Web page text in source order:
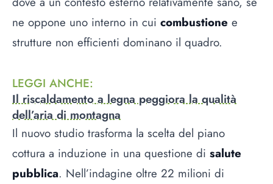
ne oppone uno interno in cui combustione e
strutture non efficienti dominano il quadro.
LEGGI ANCHE:
Il riscaldamento a legna peggiora la qualità
dell’aria di montagna
Il nuovo studio trasforma la scelta del piano
cottura a induzione in una questione di salute
pubblica. Nell’indagine oltre 22 milioni di